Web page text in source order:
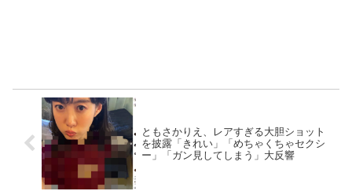
ともさかりえ、レアすぎる大胆ショット
を披露「きれい」「めちゃくちゃセクシ
ー」「ガン見してしまう」大反響